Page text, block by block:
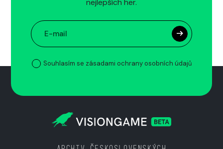
nejlepších her.
Souhlasím se zásadami ochrany osobních údajů